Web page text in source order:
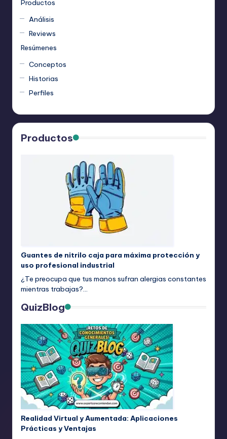
Productos
Análisis
Reviews
Resúmenes
Conceptos
Historias
Perfiles
Productos
Guantes de nitrilo caja para máxima protección y
uso profesional industrial
¿Te preocupa que tus manos sufran alergias constantes
mientras trabajas?…
QuizBlog
Realidad Virtual y Aumentada: Aplicaciones
Prácticas y Ventajas